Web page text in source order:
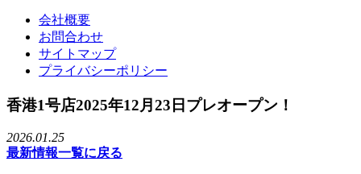
会社概要
お問合わせ
サイトマップ
プライバシーポリシー
香港1号店2025年12月23日プレオープン！
2026.01.25
最新情報一覧に戻る